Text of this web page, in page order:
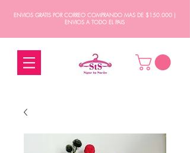
ENVIOS GRATIS POR CORREO COMPRANDO MAS DE $150.000 |
ENVIOS A TODO EL PAIS